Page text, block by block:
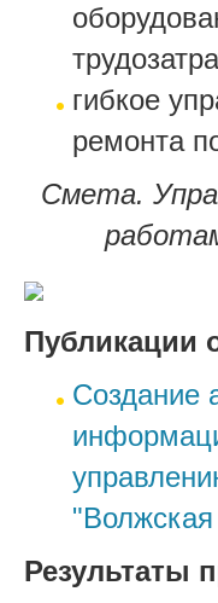
гибкое
ремонта
Смета.
Публикации
Создание
"Волжская
Результаты